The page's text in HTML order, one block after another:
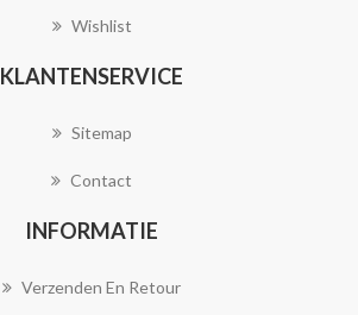
Wishlist
KLANTENSERVICE
Sitemap
Contact
INFORMATIE
Verzenden En Retour